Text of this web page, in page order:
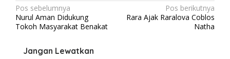
N
a
Pos sebelumnya
Nurul Aman Didukung
Tokoh Masyarakat Benakat
Pos berikutnya
Rara Ajak Raralova Coblos
Natha
Jangan Lewatkan